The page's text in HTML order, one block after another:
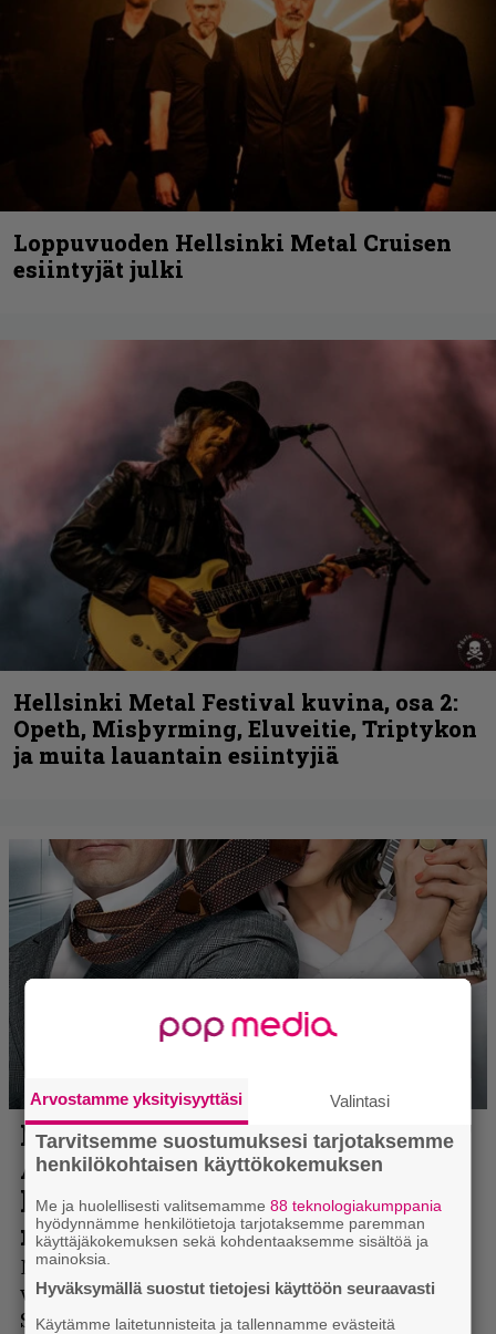
Loppuvuoden Hellsinki Metal Cruisen
esiintyjät julki
Hellsinki Metal Festival kuvina, osa 2:
Opeth, Misþyrming, Eluveitie, Triptykon
ja muita lauantain esiintyjiä
Arvostamme yksityisyyttäsi Valintasi
Tarvitsemme suostumuksesi tarjotaksemme
henkilökohtaisen käyttökokemuksen
Me ja huolellisesti valitsemamme88 teknologiakumppania
hyödynnämme henkilötietoja tarjotaksemme paremman
käyttäjäkokemuksen sekä kohdentaaksemme sisältöä ja
mainoksia.
Hyväksymällä suostut tietojesi käyttöön seuraavasti
Käytämme laitetunnisteita ja tallennamme evästeitä